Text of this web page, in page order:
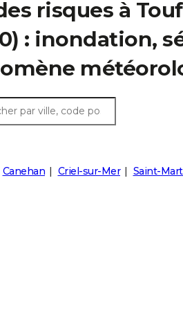
risques à
: inondation,
Canehan Criel-sur-Mer Saint-